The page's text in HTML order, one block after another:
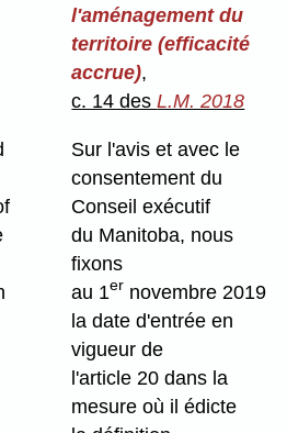
l'aménagement du
territoire (efficacité
accrue),
c. 14 desL.M. 2018
Sur l'avis et avec le
consentement du
Conseil exécutif
du Manitoba, nous
fixons
au 1er novembre 2019
la date d'entrée en
vigueur de
l'article 20 dans la
mesure où il édicte